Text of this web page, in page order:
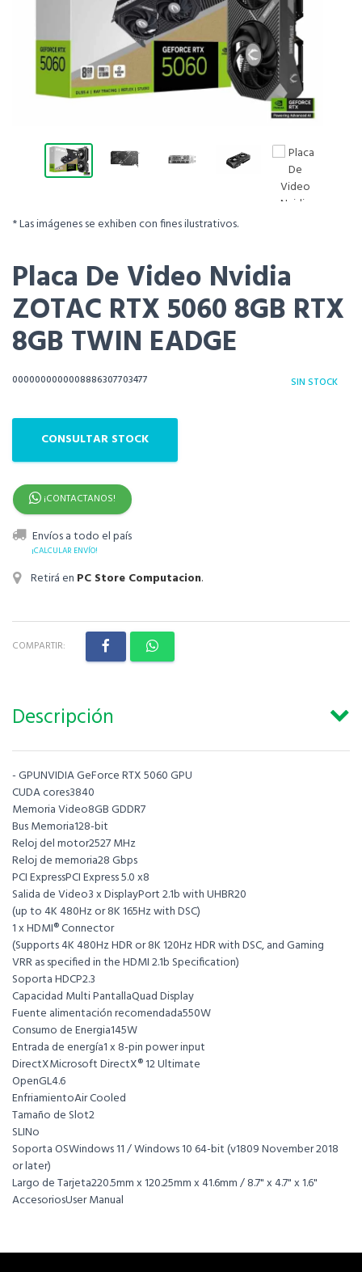
* Las imágenes se exhiben con fines ilustrativos.
Placa De Video Nvidia
ZOTAC RTX 5060 8GB RTX
8GB TWIN EADGE
0000000000008886307703477 SIN STOCK
CONSULTAR STOCK
¡CONTACTANOS!
Envíos a todo el país
¡CALCULAR ENVÍO!
Retirá en PC Store Computacion.
COMPARTIR:
Descripción
- GPUNVIDIA GeForce RTX 5060 GPU
CUDA cores3840
Memoria Video8GB GDDR7
Bus Memoria128-bit
Reloj del motor2527 MHz
Reloj de memoria28 Gbps
PCI ExpressPCI Express 5.0 x8
Salida de Video3 x DisplayPort 2.1b with UHBR20
(up to 4K 480Hz or 8K 165Hz with DSC)
1 x HDMI® Connector
(Supports 4K 480Hz HDR or 8K 120Hz HDR with DSC, and Gaming
VRR as specified in the HDMI 2.1b Specification)
Soporta HDCP2.3
Capacidad Multi PantallaQuad Display
Fuente alimentación recomendada550W
Consumo de Energia145W
Entrada de energía1 x 8-pin power input
DirectXMicrosoft DirectX® 12 Ultimate
OpenGL4.6
EnfriamientoAir Cooled
Tamaño de Slot2
SLINo
Soporta OSWindows 11 / Windows 10 64-bit (v1809 November 2018
or later)
Largo de Tarjeta220.5mm x 120.25mm x 41.6mm / 8.7" x 4.7" x 1.6"
AccesoriosUser Manual